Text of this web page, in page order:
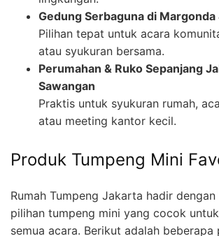
Gedung Serbaguna di Margonda
Pilihan tepat untuk acara
atau syukuran bersama.
Perumahan & Ruko Sepanjang
Sawangan
Praktis untuk syukuran rumah,
atau meeting kantor kecil.
Produk Tumpeng Mini
Rumah Tumpeng Jakarta hadir
pilihan tumpeng mini yang cocok
semua acara. Berikut adalah